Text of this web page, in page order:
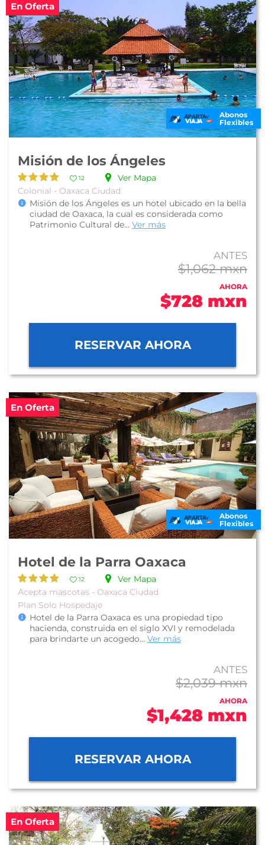
En Oferta
Abonos
Flexibles
Misión de los Ángeles
12
Ver Mapa
Colonial - Oaxaca Ciudad
Misión de los Ángeles es un hotel ubicado en la bella
ciudad de Oaxaca, la cual es considerada como
Patrimonio Cultural de... Ver más
ANTES
$1,062 mxn
AHORA
$728 mxn
RESERVAR AHORA
En Oferta
Abonos
Flexibles
Hotel de la Parra Oaxaca
12
Ver Mapa
Acepta mascotas - Oaxaca Ciudad
Plan Solo Hospedaje
Hotel de la Parra Oaxaca es una propiedad tipo
hacienda, construida en el siglo XVI y remodelada
para brindarte un acogedo... Ver más
ANTES
$2,039 mxn
AHORA
$1,428 mxn
RESERVAR AHORA
En Oferta